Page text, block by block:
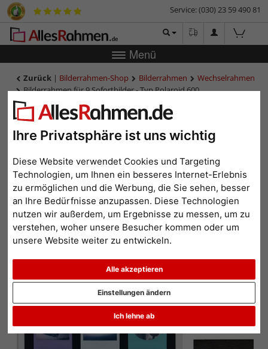
Ihre Privatsphäre ist uns wichtig
Diese Website verwendet Cookies und Targeting
Technologien, um Ihnen ein besseres Internet-Erlebnis
zu ermöglichen und die Werbung, die Sie sehen, besser
an Ihre Bedürfnisse anzupassen. Diese Technologien
nutzen wir außerdem, um Ergebnisse zu messen, um zu
verstehen, woher unsere Besucher kommen oder um
unsere Website weiter zu entwickeln.
Alle akzeptieren
Ich lehne ab
Einstellungen ändern
Service: (030) 23 59 490 81
Menü
Zurück | Bilderrahmen-Shop Bilderrahmen
Wechselrahmen
Bilderrahmen für 9 Sofortbilder - Typ Polaroid 600
Bilderrahmen für 9
Sofortbilder - Typ Polaroid
600
Zurück